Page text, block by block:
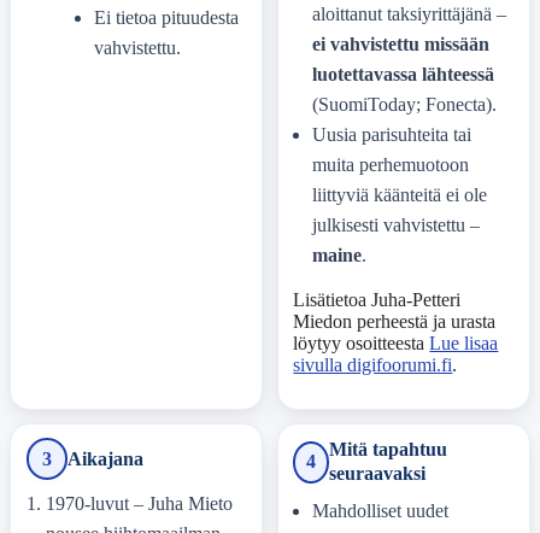
Ei tietoa pituudesta
vahvistettu.
aloittanut taksiyrittäjänä –
ei vahvistettu missään
luotettavassa lähteessä
(SuomiToday; Fonecta).
Uusia parisuhteita tai
muita perhemuotoon
liittyviä käänteitä ei ole
julkisesti vahvistettu –
maine.
Lisätietoa Juha-Petteri
Miedon perheestä ja urasta
löytyy osoitteestaLue lisaa
sivulla digifoorumi.fi.
3 Aikajana
1970-luvut – Juha Mieto
4
Mitä tapahtuu
seuraavaksi
Mahdolliset uudet